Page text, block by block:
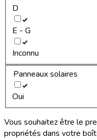
D
E - G
Inconnu
Panneaux solaires
Oui
Vous souhaitez être le
propriétés dans votre